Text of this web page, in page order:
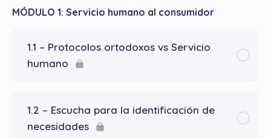
MÓDULO 1: Servicio humano al consumidor
1.1 – Protocolos ortodoxos vs Servicio
humano
1.2 – Escucha para la identificación de
necesidades